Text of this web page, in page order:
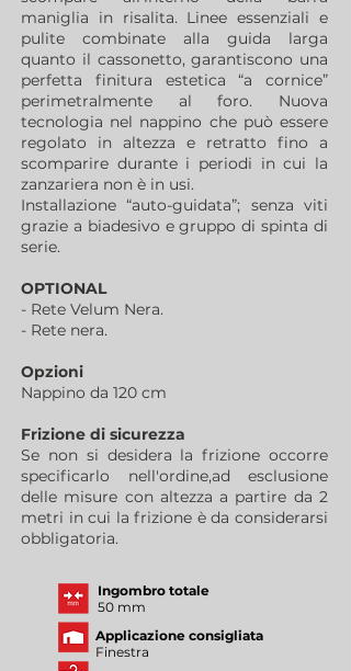
maniglia in risalita. Linee essenziali e
pulite combinate alla guida larga
quanto il cassonetto, garantiscono una
perfetta finitura estetica “a cornice”
perimetralmente al foro. Nuova
tecnologia nel nappino che può essere
regolato in altezza e retratto fino a
scomparire durante i periodi in cui la
zanzariera non è in usi.
Installazione “auto-guidata”; senza viti
grazie a biadesivo e gruppo di spinta di
serie.
OPTIONAL
- Rete Velum Nera.
- Rete nera.
Opzioni
Nappino da 120 cm
Frizione di sicurezza
Se non si desidera la frizione occorre
specificarlo nell'ordine,ad esclusione
delle misure con altezza a partire da 2
metri in cui la frizione è da considerarsi
obbligatoria.
Ingombro totale
50 mm
Applicazione consigliata
Finestra